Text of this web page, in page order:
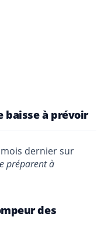
baisse à prévoir
dernier sur
préparent à
des